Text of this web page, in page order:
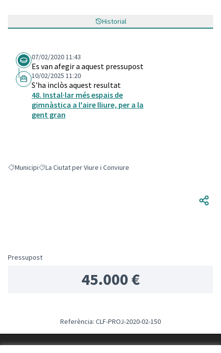
Historial
07/02/2020 11:43
Es van afegir a aquest pressupost
10/02/2025 11:20
S'ha inclòs aquest resultat
48. Instal·lar més espais de
gimnàstica a l'aire lliure, per a la
gent gran
Resultats en filtrar per: Municipi
MunicipiResultats en filtrar per: La Ciutat per Viure i Conviure
La Ciutat per Viure i Conviure
Pressupost
45.000 €
Referència: CLF-PROJ-2020-02-150